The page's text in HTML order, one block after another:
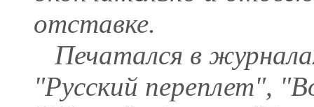
отставке.
Печатался в
"Русский переплет",